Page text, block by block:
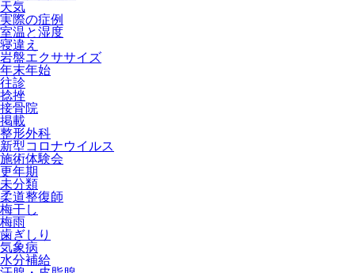
天気
実際の症例
室温と湿度
寝違え
岩盤エクササイズ
年末年始
往診
捻挫
接骨院
掲載
整形外科
新型コロナウイルス
施術体験会
更年期
未分類
柔道整復師
梅干し
梅雨
歯ぎしり
気象病
水分補給